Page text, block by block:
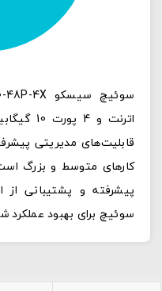
قابلیت‌های مدیریتی
کارهای متوسط و بزرگ
پیشرفته و پشتیبانی از
سوئیچ برای بهبود